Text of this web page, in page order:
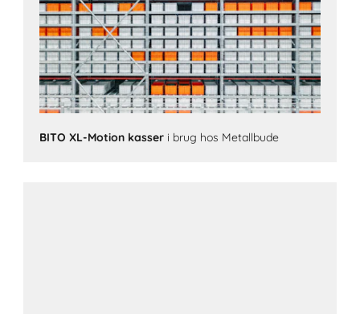
BITO XL-Motion kasser i brug hos Metallbude